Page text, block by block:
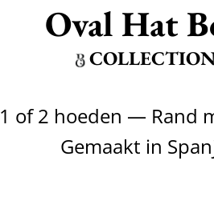
Oval Hat
1 of 2 hoeden — Rand
Gemaakt in